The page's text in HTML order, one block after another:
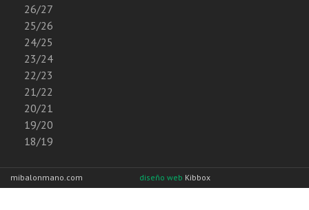
26/27
25/26
24/25
23/24
22/23
21/22
20/21
19/20
18/19
mibalonmano.com diseño web Kibbox